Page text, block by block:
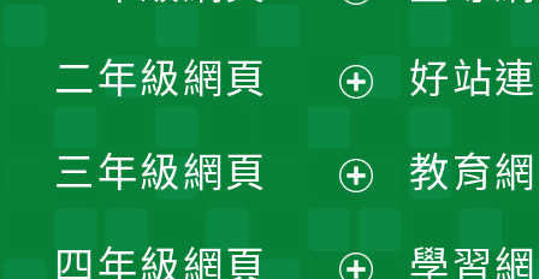
開
選
單
二年級網頁
開
三年級網頁
四年級網頁
好站
教育
學習